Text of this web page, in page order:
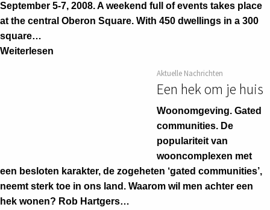
September 5-7, 2008. A weekend full of events takes place
at the central Oberon Square. With 450 dwellings in a 300
square…
Weiterlesen
Aktuelle Nachrichten
Een hek om je huis
Woonomgeving. Gated
communities. De
populariteit van
wooncomplexen met
een besloten karakter, de zogeheten ‘gated communities’,
neemt sterk toe in ons land. Waarom wil men achter een
hek wonen? Rob Hartgers…